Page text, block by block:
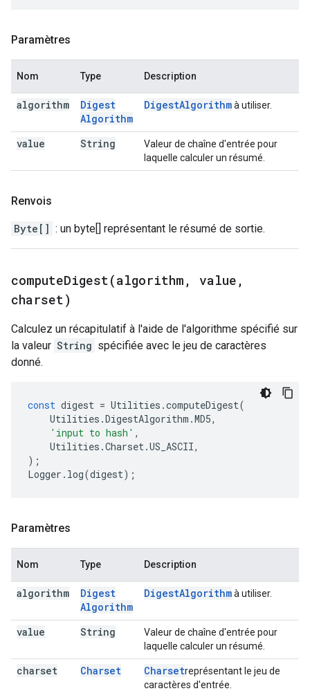
Paramètres
Nom Type Description
algorithm
Digest
Algorithm
DigestAlgorithmà utiliser.
value String
Valeur de chaîne d'entrée pour
laquelle calculer un résumé.
Renvois
Byte[] : un byte[] représentant le résumé de sortie.
computeDigest(algorithm , value ,
charset)
Calculez un récapitulatif à l'aide de l'algorithme spécifié sur
la valeur String spécifiée avec le jeu de caractères
donné.
const digest = Utilities .computeDigest(
Utilities .DigestAlgorithm .MD5,
'input to hash' ,
Utilities .Charset.US_ASCII,
);
Logger . log(digest);
Paramètres
Nom Type Description
algorithm
Digest
Algorithm
DigestAlgorithmà utiliser.
value String
Valeur de chaîne d'entrée pour
laquelle calculer un résumé.
charset Charset Charsetreprésentant le jeu de
caractères d'entrée.